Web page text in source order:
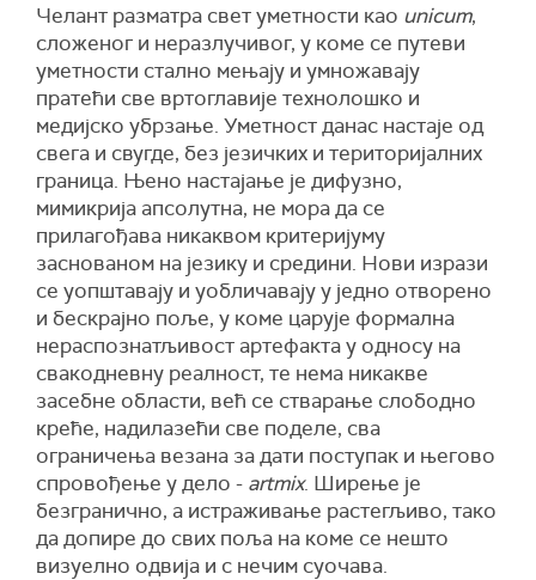
Челант разматра свет уметности као unicum,
сложеног и неразлучивог, у коме се путеви
уметности стално мењају и умножавају
пратећи све вртоглавије технолошко и
медијско убрзање. Уметност данас настаје од
свега и свугде, без језичких и територијалних
граница. Њено настајање је дифузно,
мимикрија апсолутна, не мора да се
прилагођава никаквом критеријуму
заснованом на језику и средини. Нови изрази
се уопштавају и уобличавају у једно отворено
и бескрајно поље, у коме царује формална
нераспознатљивост артефакта у односу на
свакодневну реалност, те нема никакве
засебне области, већ се стварање слободно
креће, надилазећи све поделе, сва
ограничења везана за дати поступак и његово
спровођење у дело - artmix. Ширење је
безгранично, а истраживање растегљиво, тако
да допире до свих поља на коме се нешто
визуелно одвија и с нечим суочава.